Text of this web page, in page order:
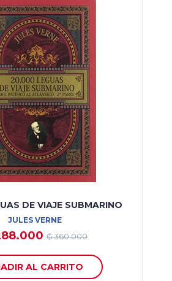
DE VIAJE SUBMARINO
JULES VERNE
₲ 360.000
AL CARRITO